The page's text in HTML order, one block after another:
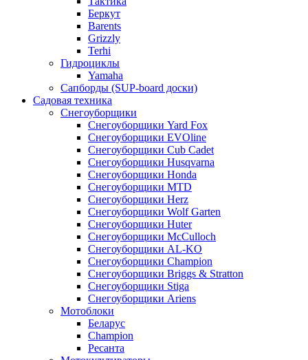
Беркут
Barents
Grizzly
Terhi
Гидроциклы
Yamaha
Сапборды (SUP-board доски)
Садовая техника
Снегоуборщики
Снегоуборщики Yard Fox
Снегоуборщики EVOline
Снегоуборщики Cub Cadet
Снегоуборщики Husqvarna
Снегоуборщики Honda
Снегоуборщики MTD
Снегоуборщики Herz
Снегоуборщики Wolf Garten
Снегоуборщики Huter
Снегоуборщики McCulloch
Снегоуборщики AL-KO
Снегоуборщики Champion
Снегоуборщики Briggs & Stratton
Снегоуборщики Stiga
Снегоуборщики Ariens
Мотоблоки
Беларус
Champion
Ресанта